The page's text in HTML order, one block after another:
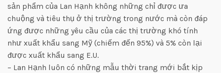
sản phẩm của Lan Hạnh không những chỉ được ưa
chuộng và tiêu thụ ở thị trường trong nước mà còn đáp
ứng được những yêu cầu của các thị trường khó tính
như xuất khẩu sang Mỹ (chiếm đến 95%) và 5% còn lại
được xuất khẩu sang E.U.
– Lan Hạnh luôn có những mẫu thời trang mới bắt kịp